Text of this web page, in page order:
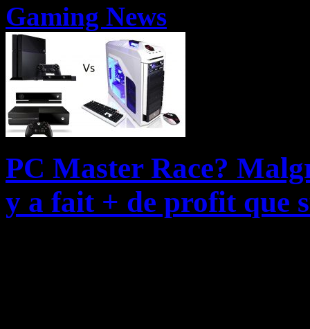
Gaming News
PC Master Race?
y a fait + de profit que